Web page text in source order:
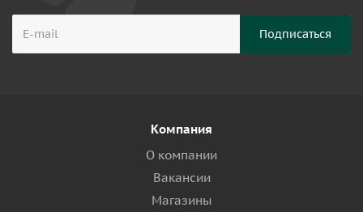
Компания
О компании
Вакансии
Магазины